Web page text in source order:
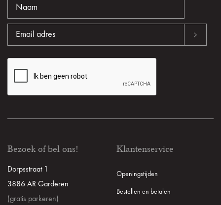
Bezoek of bel ons!
Dorpsstraat 1
3886 AR Garderen
(gratis parkeren)
Klantenservice
Openingstijden
Bestellen en betalen